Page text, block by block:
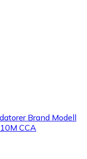
Brand Modell
CCA